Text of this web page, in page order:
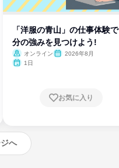
「洋服の青山」の仕事体験
分の強みを見つけよう!
オンライン
2026年8月
1日
お気に入り
へ